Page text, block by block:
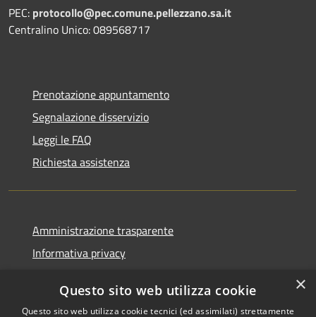
PEC: protocollo@pec.comune.pellezzano.sa.it
Centralino Unico: 089568717
Prenotazione appuntamento
Segnalazione disservizio
Leggi le FAQ
Richiesta assistenza
Amministrazione trasparente
Informativa privacy
Dichiarazione di accessibilità
×
Questo sito web utilizza cookie
Questo sito web utilizza cookie tecnici (ed assimilati) strettamente